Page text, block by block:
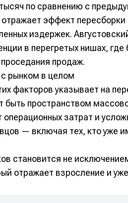
по сравнению с
эффект
издержек.
в перегретых нишах,
продаж.
рынком в целом
факторов указывает на
быть пространством
операционных затрат и
— включая тех, кто уже
становится не
отражает взросление и